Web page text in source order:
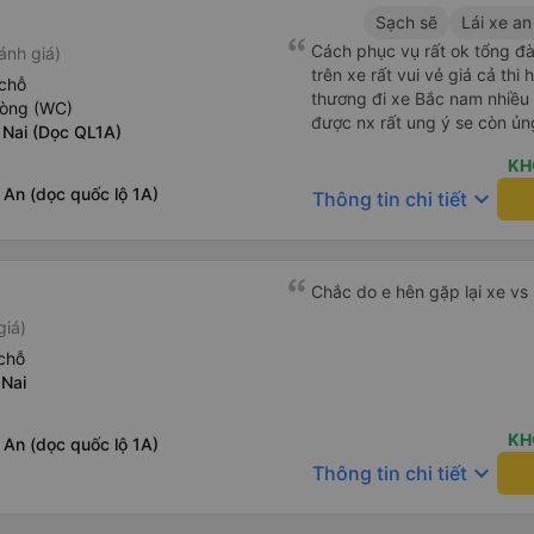
giá)
(WC)
(Dọc QL1A)
(dọc quốc lộ 1A)
Sạch sẽ
Lái xe
Cách phục vụ rất ok tổng
trên xe rất vui vẻ giá cả thi
thương đi xe Bắc nam
được nx rất ung ý se còn
Thông tin chi tiết keyboard_arrow_down
(dọc quốc lộ 1A)
Chắc do e hên gặp lại xe
Thông tin chi tiết keyboard_arrow_down